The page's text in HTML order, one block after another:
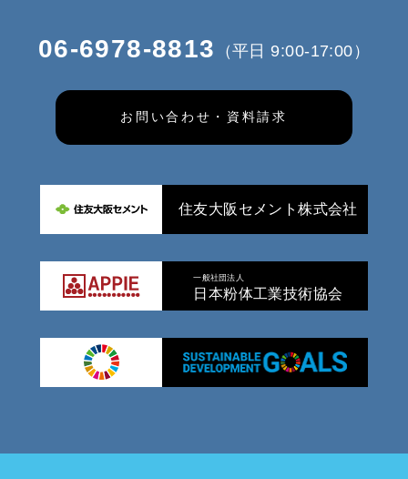
06-6978-8813 （平日 9:00-17:00）
お問い合わせ・資料請求
住友大阪セメント株式会社
一般社団法人
日本粉体工業技術協会